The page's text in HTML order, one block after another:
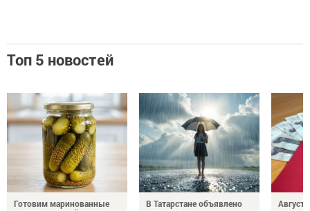
Топ 5 новостей
Готовим маринованные
В Татарстане объявлено